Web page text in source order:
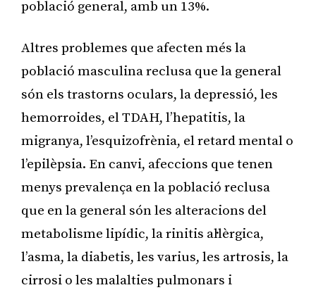
població general, amb un 13%.
Altres problemes que afecten més la
població masculina reclusa que la general
són els trastorns oculars, la depressió, les
hemorroides, el TDAH, l’hepatitis, la
migranya, l’esquizofrènia, el retard mental o
l’epilèpsia. En canvi, afeccions que tenen
menys prevalença en la població reclusa
que en la general són les alteracions del
metabolisme lipídic, la rinitis al·lèrgica,
l’asma, la diabetis, les varius, les artrosis, la
cirrosi o les malalties pulmonars i